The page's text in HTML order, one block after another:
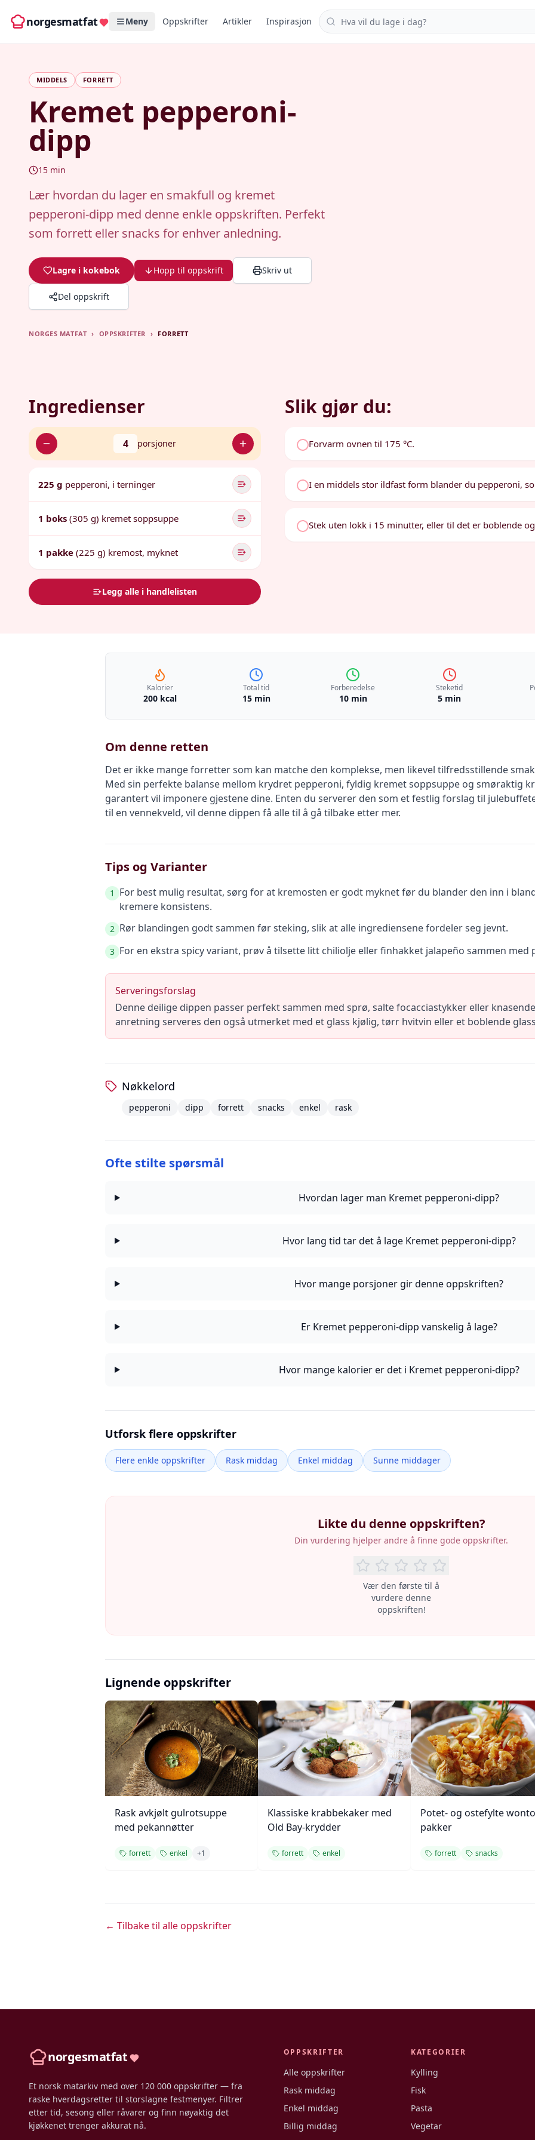
norgesmatfat Meny Oppskrifter Artikler Inspirasjon Søk i oppskrifter
MIDDELS FORRETT
Kremet pepperoni-
dipp
15 min
Lær hvordan du lager en smakfull og kremet
pepperoni-dipp med denne enkle oppskriften. Perfekt
som forrett eller snacks for enhver anledning.
Lagre i kokebok Hopp til oppskrift Skriv ut
Del oppskrift
NORGES MATFAT › OPPSKRIFTER › FORRETT
Ingredienser
4 porsjoner
225 g pepperoni, i terninger
1 boks (305 g) kremet soppsuppe
1 pakke (225 g) kremost, myknet
Legg alle i handlelisten
Slik gjør du:
Forvarm ovnen til 175 °C.
I en middels stor ildfast form blander du pepperoni,
Stek uten lokk i 15 minutter, eller til det er boblende
Kalorier
200 kcal
Total tid
15 min
Forberedelse
10 min
Steketid
5 min
Om denne retten
Det er ikke mange forretter som kan matche den komplekse, men likevel tilfredsstillende
Med sin perfekte balanse mellom krydret pepperoni, fyldig kremet soppsuppe og smøraktig
garantert vil imponere gjestene dine. Enten du serverer den som et festlig forslag til
til en vennekveld, vil denne dippen få alle til å gå tilbake etter mer.
Tips og Varianter
1
For best mulig resultat, sørg for at kremosten er godt myknet før du blander den inn i
kremere konsistens.
2 Rør blandingen godt sammen før steking, slik at alle ingrediensene fordeler seg jevnt.
3 For en ekstra spicy variant, prøv å tilsette litt chiliolje eller finhakket jalapeño sammen
Serveringsforslag
Denne deilige dippen passer perfekt sammen med sprø, salte focacciastykker eller
anretning serveres den også utmerket med et glass kjølig, tørr hvitvin eller et boblende
Nøkkelord
pepperoni dipp forrett snacks enkel rask
Ofte stilte spørsmål
Hvordan lager man Kremet pepperoni-dipp?
Hvor lang tid tar det å lage Kremet pepperoni-dipp?
Hvor mange porsjoner gir denne oppskriften?
Er Kremet pepperoni-dipp vanskelig å lage?
Hvor mange kalorier er det i Kremet pepperoni-dipp?
Utforsk flere oppskrifter
Flere enkle oppskrifter Rask middag Enkel middag Sunne middager
Likte du denne oppskriften?
Din vurdering hjelper andre å finne gode oppskrifter.
Vær den første til å
vurdere denne
oppskriften!
Lignende oppskrifter
Rask avkjølt gulrotsuppe
med pekannøtter
forrett enkel +1
Klassiske krabbekaker med
Old Bay-krydder
forrett enkel
Potet- og ostefylte
pakker
forrett snacks
← Tilbake til alle oppskrifter
norgesmatfat
Et norsk matarkiv med over 120 000 oppskrifter — fra
raske hverdagsretter til storslagne festmenyer. Filtrer
etter tid, sesong eller råvarer og finn nøyaktig det
kjøkkenet trenger akkurat nå.
OPPSKRIFTER
Alle oppskrifter
Rask middag
Enkel middag
Billig middag
KATEGORIER
Kylling
Fisk
Pasta
Vegetar